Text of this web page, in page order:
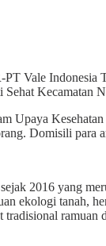
Indonesia
Sehat
Upaya
Domisili
2016 yang
ekologi tanah,
tradisional